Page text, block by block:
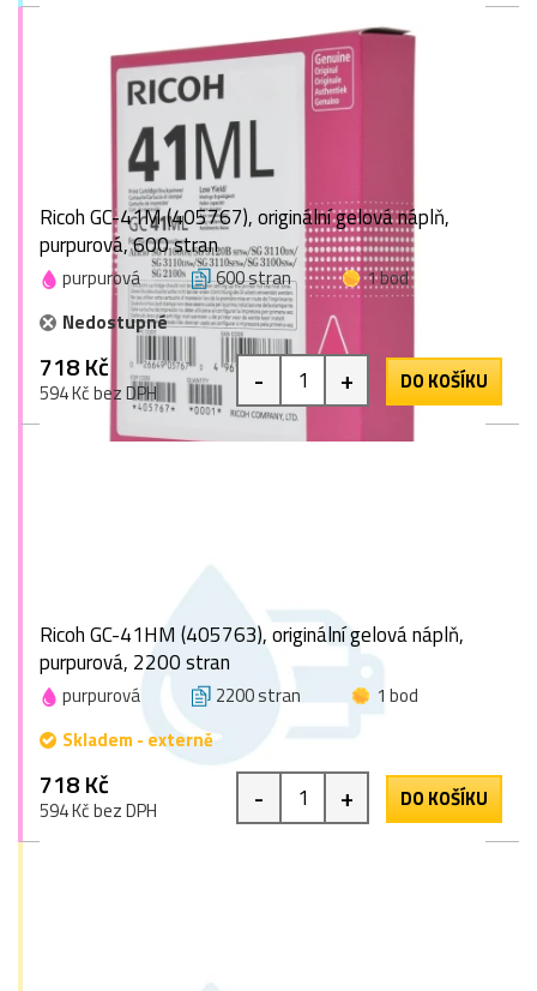
Ricoh GC-41M (405767), originální gelová náplň,
purpurová, 600 stran
purpurová 600 stran
1 bod
Nedostupné
718 Kč
594 Kč bez DPH - + DO KOŠÍKU
Ricoh GC-41HM (405763), originální gelová náplň,
purpurová, 2200 stran
purpurová 2200 stran
1 bod
Skladem - externě
718 Kč
594 Kč bez DPH - + DO KOŠÍKU